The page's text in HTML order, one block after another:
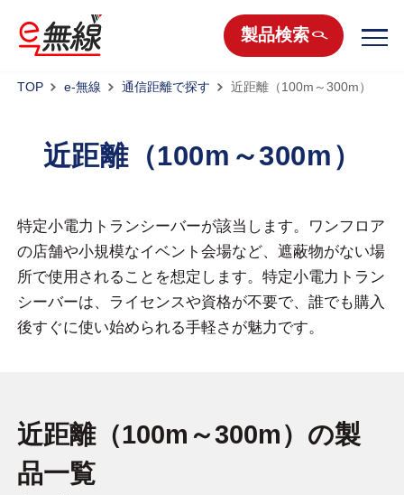
製品検索
TOP e-無線 通信距離で探す 近距離（100m～300m）
近距離（100m～300m）
特定小電力トランシーバーが該当します。ワンフロア
の店舗や小規模なイベント会場など、遮蔽物がない場
所で使用されることを想定します。特定小電力トラン
シーバーは、ライセンスや資格が不要で、誰でも購入
後すぐに使い始められる手軽さが魅力です。
近距離（100m～300m）の製
品一覧